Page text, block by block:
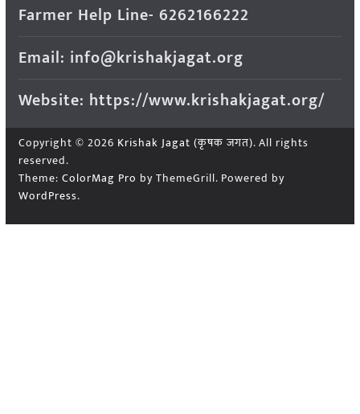
Farmer Help Line- 6262166222
Email: info@krishakjagat.org
Website: https://www.krishakjagat.org/
Copyright © 2026 Krishak Jagat (कृषक जगत). All rights
reserved.
Theme: ColorMag Pro by ThemeGrill. Powered by
WordPress.